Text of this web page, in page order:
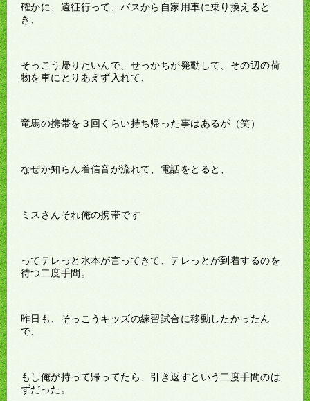
確かに、遠征行って、バスから自家用車に乗り換えると
き、
そっこう帰りたいんで、せっかちが発動して、その辺の荷
物を車にとりあえず入れて、
竜馬の携帯を３回くらい持ち帰った事はあるが（笑）
なぜか知らん着信音が流れて、電話をとると、
ミスさんそれ俺の携帯です
ってテレっと水本が言ってきて、テレっとが到着するのを
待つ二度手間。
昨日も、そっこうキッズの練習試合に移動したかったん
で、
もし俺が持って帰ってたら、引き返すという二度手間のは
ずだった。